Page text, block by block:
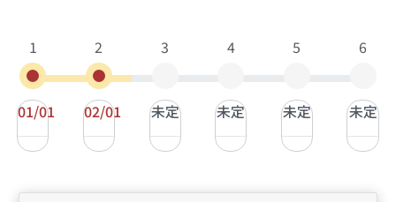
1
01/01
2
02/01
3
未定
4
未定
5
未定
6
未定